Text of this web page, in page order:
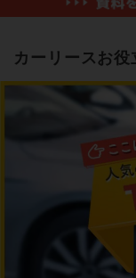
カーリースお役